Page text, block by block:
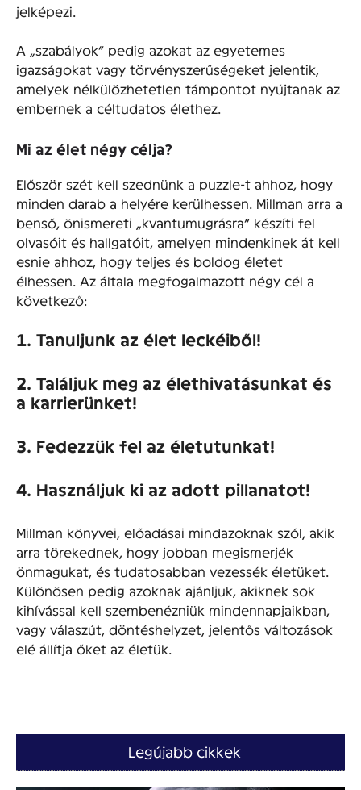
jelképezi.
A „szabályok” pedig azokat az egyetemes
igazságokat vagy törvényszerűségeket jelentik,
amelyek nélkülözhetetlen támpontot nyújtanak az
embernek a céltudatos élethez.
Mi az élet négy célja?
Először szét kell szednünk a puzzle-t ahhoz, hogy
minden darab a helyére kerülhessen. Millman arra a
benső, önismereti „kvantumugrásra” készíti fel
olvasóit és hallgatóit, amelyen mindenkinek át kell
esnie ahhoz, hogy teljes és boldog életet
élhessen. Az általa megfogalmazott négy cél a
következő:
1. Tanuljunk az élet leckéiből!
2. Találjuk meg az élethivatásunkat és
a karrierünket!
3. Fedezzük fel az életutunkat!
4. Használjuk ki az adott pillanatot!
Millman könyvei, előadásai mindazoknak szól, akik
arra törekednek, hogy jobban megismerjék
önmagukat, és tudatosabban vezessék életüket.
Különösen pedig azoknak ajánljuk, akiknek sok
kihívással kell szembenézniük mindennapjaikban,
vagy válaszút, döntéshelyzet, jelentős változások
elé állítja őket az életük.
Legújabb cikkek